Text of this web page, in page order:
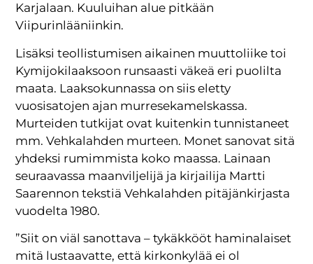
Karjalaan. Kuuluihan alue pitkään
Viipurinlääniinkin.
Lisäksi teollistumisen aikainen muuttoliike toi
Kymijokilaaksoon runsaasti väkeä eri puolilta
maata. Laaksokunnassa on siis eletty
vuosisatojen ajan murresekamelskassa.
Murteiden tutkijat ovat kuitenkin tunnistaneet
mm. Vehkalahden murteen. Monet sanovat sitä
yhdeksi rumimmista koko maassa. Lainaan
seuraavassa maanviljelijä ja kirjailija Martti
Saarennon tekstiä Vehkalahden pitäjänkirjasta
vuodelta 1980.
”Siit on viäl sanottava – tykäkkööt haminalaiset
mitä lustaavatte, että kirkonkylää ei ol